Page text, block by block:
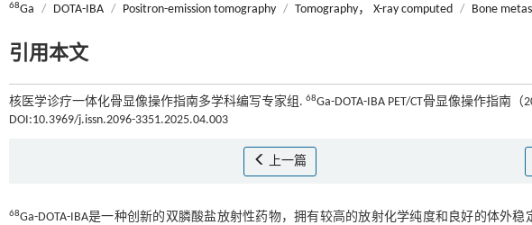
68Ga / DOTA-IBA / Positron-emission tomography / Tomography， X-ray computed / Bone
引用本文
核医学诊疗一体化骨显像操作指南多学科编写专家组. 68Ga-DOTA-IBA PET/CT骨显像操作指南（
DOI:10.3969/j.issn.2096-3351.2025.04.003
上一篇
68Ga-DOTA-IBA是一种创新的双膦酸盐放射性药物，拥有较高的放射化学纯度和良好的体外稳